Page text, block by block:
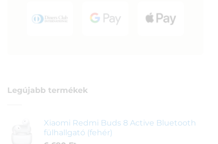
Legújabb termékek
Xiaomi Redmi Buds 8 Active Bluetooth
fülhallgató (fehér)